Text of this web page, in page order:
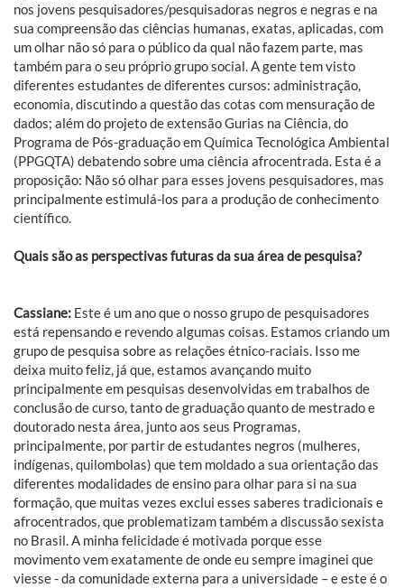
nos jovens pesquisadores/pesquisadoras negros e negras e na
sua compreensão das ciências humanas, exatas, aplicadas, com
um olhar não só para o público da qual não fazem parte, mas
também para o seu próprio grupo social. A gente tem visto
diferentes estudantes de diferentes cursos: administração,
economia, discutindo a questão das cotas com mensuração de
dados; além do projeto de extensão Gurias na Ciência, do
Programa de Pós-graduação em Química Tecnológica Ambiental
(PPGQTA) debatendo sobre uma ciência afrocentrada. Esta é a
proposição: Não só olhar para esses jovens pesquisadores, mas
principalmente estimulá-los para a produção de conhecimento
científico.
Quais são as perspectivas futuras da sua área de pesquisa?
Cassiane: Este é um ano que o nosso grupo de pesquisadores
está repensando e revendo algumas coisas. Estamos criando um
grupo de pesquisa sobre as relações étnico-raciais. Isso me
deixa muito feliz, já que, estamos avançando muito
principalmente em pesquisas desenvolvidas em trabalhos de
conclusão de curso, tanto de graduação quanto de mestrado e
doutorado nesta área, junto aos seus Programas,
principalmente, por partir de estudantes negros (mulheres,
indígenas, quilombolas) que tem moldado a sua orientação das
diferentes modalidades de ensino para olhar para si na sua
formação, que muitas vezes exclui esses saberes tradicionais e
afrocentrados, que problematizam também a discussão sexista
no Brasil. A minha felicidade é motivada porque esse
movimento vem exatamente de onde eu sempre imaginei que
viesse - da comunidade externa para a universidade – e este é o